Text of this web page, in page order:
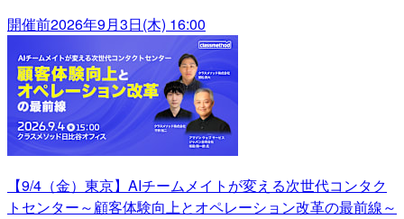
開催前2026年9月3日(木) 16:00
【9/4（金）東京】AIチームメイトが変える次世代コンタク
トセンター～顧客体験向上とオペレーション改革の最前線～